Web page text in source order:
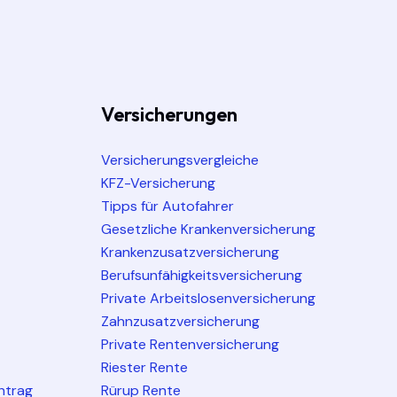
Versicherungen
Versicherungsvergleiche
KFZ-Versicherung
Tipps für Autofahrer
Gesetzliche Krankenversicherung
Krankenzusatzversicherung
Berufsunfähigkeitsversicherung
Private Arbeitslosenversicherung
Zahnzusatzversicherung
Private Rentenversicherung
Riester Rente
Rürup Rente